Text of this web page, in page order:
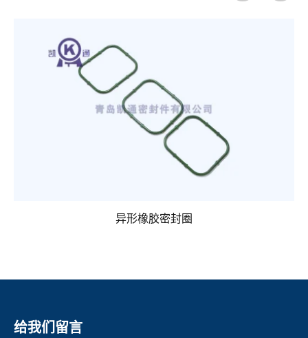
异形橡胶密封圈
给我们留言